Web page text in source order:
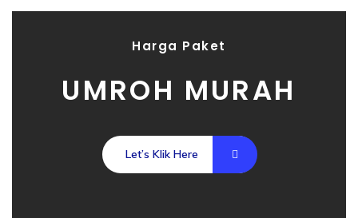
Harga Paket
UMROH MURAH
Let’s Klik Here